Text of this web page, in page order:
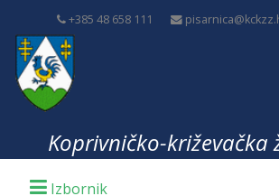
+385 48 658 111
Koprivničko-križevačka